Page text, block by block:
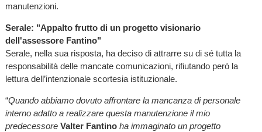
manutenzioni.
Serale: "Appalto frutto di un progetto visionario
dell'assessore Fantino"
Serale, nella sua risposta, ha deciso di attrarre su di sé tutta la
responsabilità delle mancate comunicazioni, rifiutando però la
lettura dell’intenzionale scortesia istituzionale.
“Quando abbiamo dovuto affrontare la mancanza di personale
interno adatto a realizzare questa manutenzione il mio
predecessore Valter Fantinoha immaginato un progetto